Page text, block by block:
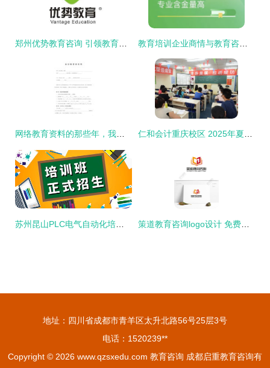
地址：四川省成都市青羊区太升北路56号25层3号
电话：1520239**
Copyright © 2026 www.qzsxedu.com 教育咨询 成都启重教育咨询有